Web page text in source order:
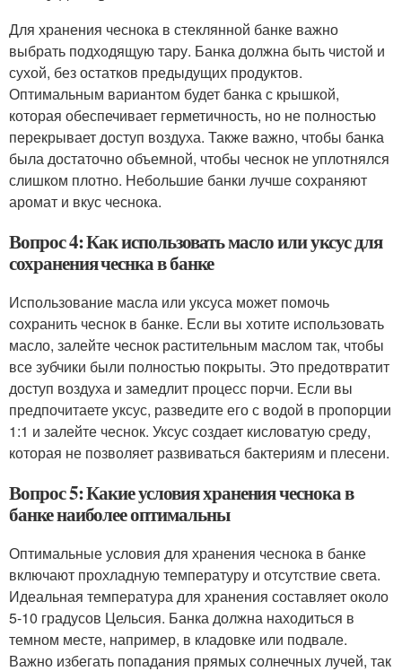
Для хранения чеснока в стеклянной банке важно
выбрать подходящую тару. Банка должна быть чистой и
сухой, без остатков предыдущих продуктов.
Оптимальным вариантом будет банка с крышкой,
которая обеспечивает герметичность, но не полностью
перекрывает доступ воздуха. Также важно, чтобы банка
была достаточно объемной, чтобы чеснок не уплотнялся
слишком плотно. Небольшие банки лучше сохраняют
аромат и вкус чеснока.
Вопрос 4: Как использовать масло или уксус для
сохранения чеснка в банке
Использование масла или уксуса может помочь
сохранить чеснок в банке. Если вы хотите использовать
масло, залейте чеснок растительным маслом так, чтобы
все зубчики были полностью покрыты. Это предотвратит
доступ воздуха и замедлит процесс порчи. Если вы
предпочитаете уксус, разведите его с водой в пропорции
1:1 и залейте чеснок. Уксус создает кисловатую среду,
которая не позволяет развиваться бактериям и плесени.
Вопрос 5: Какие условия хранения чеснока в
банке наиболее оптимальны
Оптимальные условия для хранения чеснока в банке
включают прохладную температуру и отсутствие света.
Идеальная температура для хранения составляет около
5-10 градусов Цельсия. Банка должна находиться в
темном месте, например, в кладовке или подвале.
Важно избегать попадания прямых солнечных лучей, так